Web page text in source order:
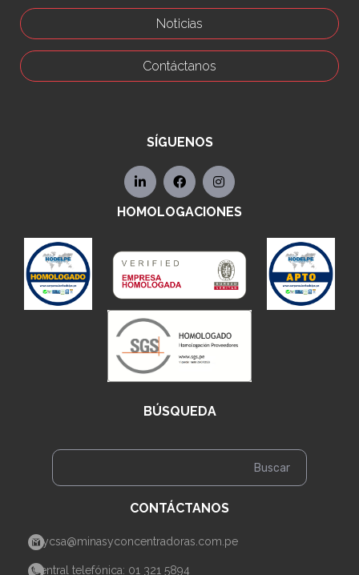
Noticias
Contáctanos
SÍGUENOS
HOMOLOGACIONES
BÚSQUEDA
CONTÁCTANOS
mycsa@minasyconcentradoras.com.pe
Central telefónica: 01 321 5894